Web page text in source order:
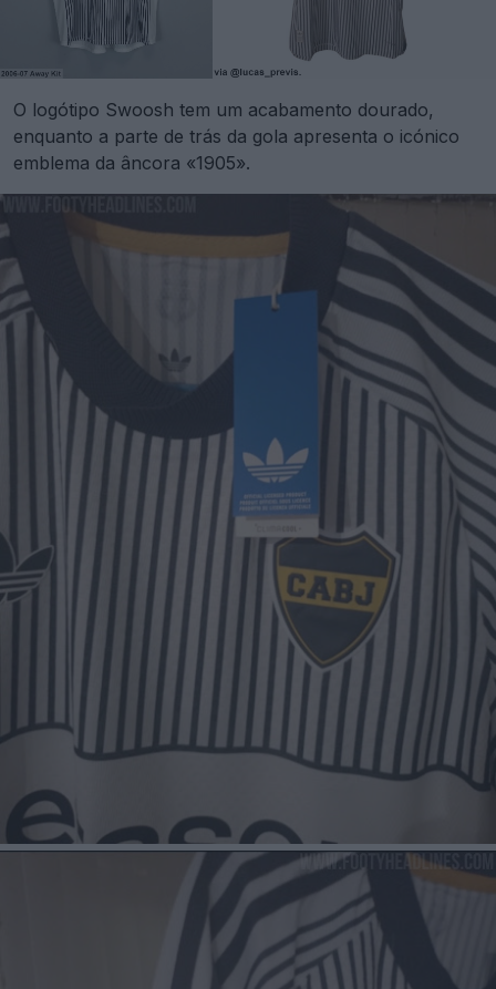
O logótipo Swoosh tem um acabamento dourado,
enquanto a parte de trás da gola apresenta o icónico
emblema da âncora «1905».